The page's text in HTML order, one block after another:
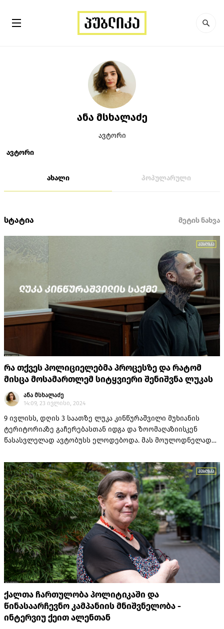
ანა მსხალაძე
ავტორი
ავტორი
ახალი პოპულარული
სტატია მეტის ნახვა
რა თქვეს პოლიციელებმა პროცესზე და რატომ
მისცა მოსამართლემ სიტყვიერი შენიშვნა ლუკას
ანა მსხალაძე
14:09, 23 ივლისი, 2024
9 ივლისს, დღის 3 საათზე ლუკა კინწურაშვილი მუხიანის
ტერიტორიაზე გაჩერებასთან იდგა და ზოომაღაზიისკენ
წასასვლელად ავტობუსს ელოდებოდა. მას მოულოდნელად
პირადობის წარდგენა მოსთხოვა.
ქალთა ჩართულობა პოლიტიკაში და
წინასაარჩევნო კამპანიის მნიშვნელობა -
ინტერვიუ ქეით ალენთან